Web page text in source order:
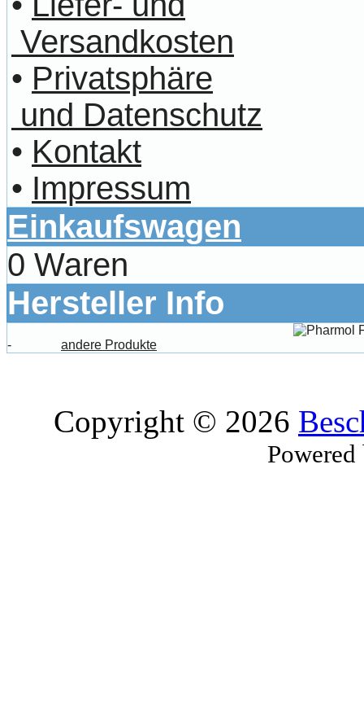
Versandkosten
• Privatsphäre
und Datenschutz
• Kontakt
• Impressum
Einkaufswagen
0 Waren
Hersteller Info
- andere Produkte
Copyright © 2026